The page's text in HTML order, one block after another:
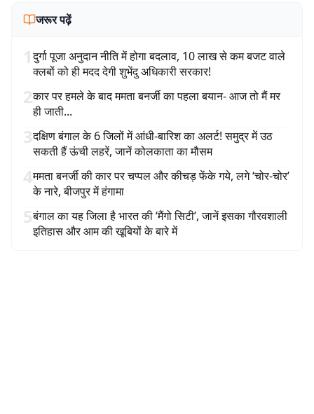
जरूर पढ़ें
1दुर्गा पूजा अनुदान नीति में होगा बदलाव, 10 लाख से कम बजट वाले
क्लबों को ही मदद देगी शुभेंदु अधिकारी सरकार!
2कार पर हमले के बाद ममता बनर्जी का पहला बयान- आज तो मैं मर
ही जाती...
3दक्षिण बंगाल के 6 जिलों में आंधी-बारिश का अलर्ट! समुद्र में उठ
सकती हैं ऊंची लहरें, जानें कोलकाता का मौसम
4ममता बनर्जी की कार पर चप्पल और कीचड़ फेंके गये, लगे ‘चोर-चोर’
के नारे, बीजपुर में हंगामा
5बंगाल का यह जिला है भारत की ‘मैंगो सिटी’, जानें इसका गौरवशाली
इतिहास और आम की खूबियों के बारे में